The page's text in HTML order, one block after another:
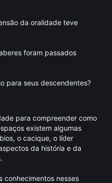
da oralidade teve
foram passados
para seus descendentes?
para compreender como
existem algumas
o cacique, o líder
da história e da
conhecimentos nesses